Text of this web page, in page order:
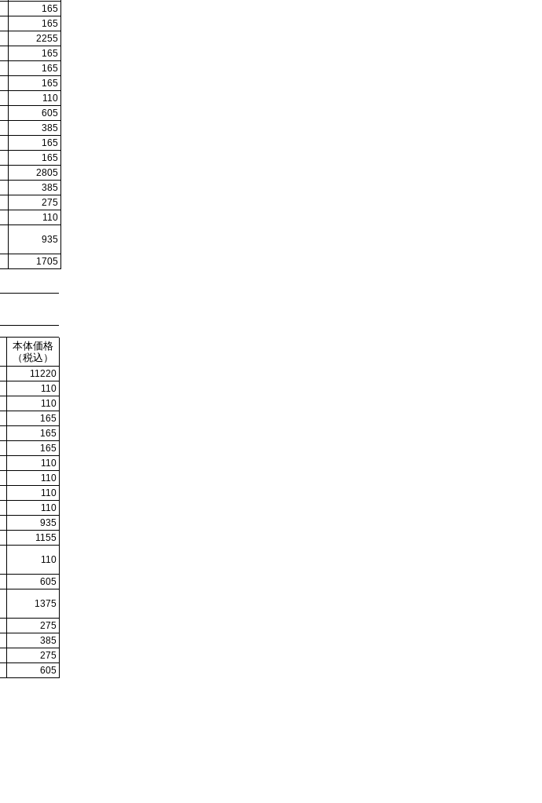
165
165
2255
165
165
165
110
605
385
165
165
2805
385
275
110
935
1705
本体価格
（税込）
11220
110
110
165
165
165
110
110
110
110
935
1155
110
605
1375
275
385
275
605